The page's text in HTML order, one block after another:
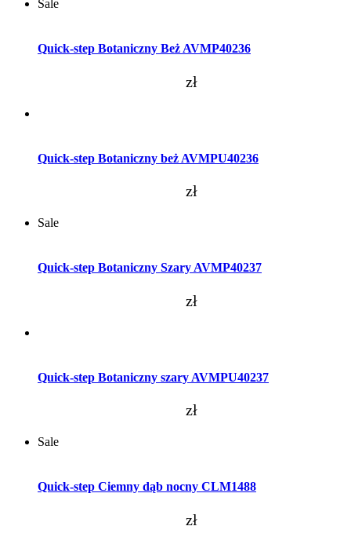
Sale
Quick-step Botaniczny Beż AVMP40236
zł
Quick-step Botaniczny beż AVMPU40236
zł
Sale
Quick-step Botaniczny Szary AVMP40237
zł
Quick-step Botaniczny szary AVMPU40237
zł
Sale
Quick-step Ciemny dąb nocny CLM1488
zł